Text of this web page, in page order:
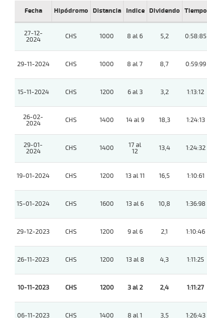
Fecha Hipódromo Distancia Indice Dividendo Tiempo
27-12-
2024
CHS 1000 8 al 6 5,2 0:58:85
29-11-2024 CHS 1000 8 al 7 8,7 0:59:99
15-11-2024 CHS 1200 6 al 3 3,2 1:13:12
26-02-
2024
CHS 1400 14 al 9 18,3 1:24:13
29-01-
2024
CHS 1400
17 al
12
13,4 1:24:32
19-01-2024 CHS 1200 13 al 11 16,5 1:10:61
15-01-2024 CHS 1600 13 al 6 10,8 1:36:98
29-12-2023 CHS 1200 9 al 6 2,1 1:10:46
26-11-2023 CHS 1200 13 al 8 4,3 1:11:25
10-11-2023 CHS 1200 3 al 2 2,4 1:11:27
06-11-2023 CHS 1400 8 al 1 3,5 1:26:43